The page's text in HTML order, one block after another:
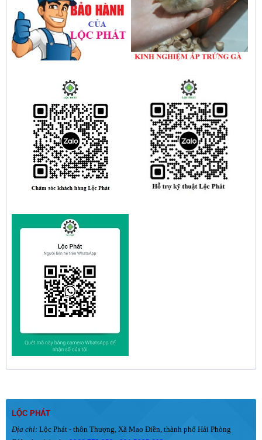
LỘC PHÁT
Địa chỉ: Lộc Phát - thôn Thượng, Xã Mao Điền, thành phố Hải Phòng